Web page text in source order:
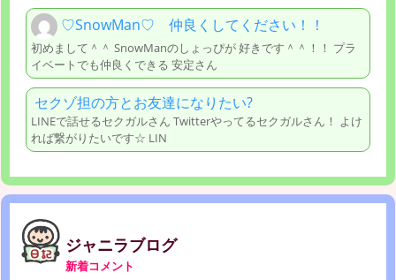
♡SnowMan♡ 仲良くしてください！！
初めまして＾＾ SnowManのしょっぴが 好きです＾＾！！ プラ
イベートでも仲良くできる 安定さん
セクゾ担の方とお友達になりたい?
LINEで話せるセクガルさん Twitterやってるセクガルさん！ よけ
れば繋がりたいです☆ LIN
ジャニラブログ
新着コメント